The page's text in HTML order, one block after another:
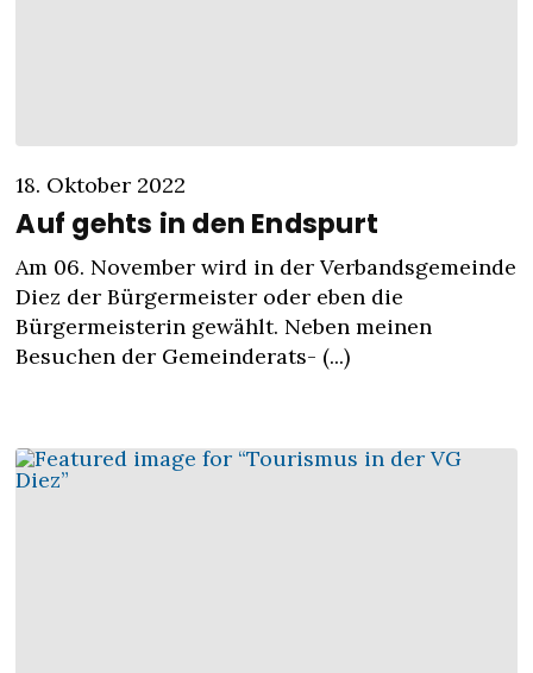
18. Oktober 2022
Auf gehts in den Endspurt
Am 06. November wird in der Verbandsgemeinde
Diez der Bürgermeister oder eben die
Bürgermeisterin gewählt. Neben meinen
Besuchen der Gemeinderats- (...)